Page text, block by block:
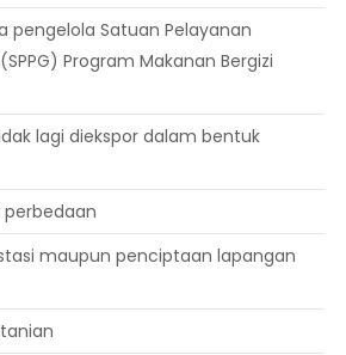
pengelola Satuan Pelayanan
Program Makanan Bergizi
lagi diekspor dalam bentuk
maupun penciptaan lapangan